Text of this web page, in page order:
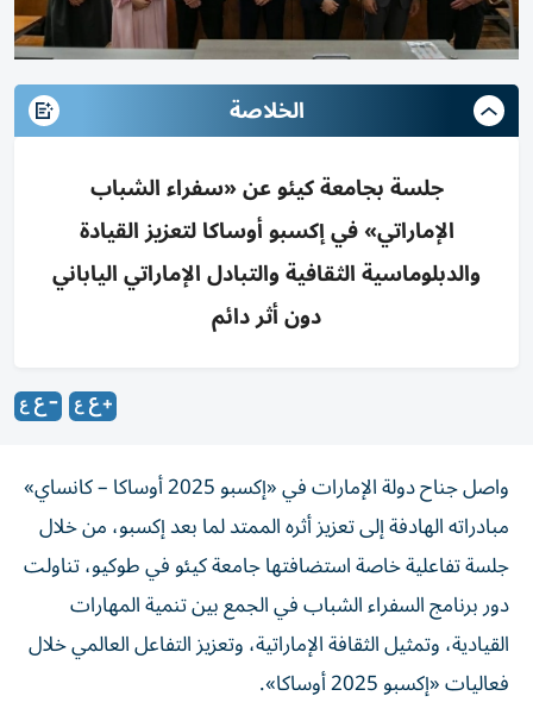
الخلاصة
جلسة بجامعة كيئو عن «سفراء الشباب
الإماراتي» في إكسبو أوساكا لتعزيز القيادة
والدبلوماسية الثقافية والتبادل الإماراتي الياباني
دون أثر دائم
واصل جناح دولة الإمارات في «إكسبو 2025 أوساكا – كانساي»
مبادراته الهادفة إلى تعزيز أثره الممتد لما بعد إكسبو، من خلال
جلسة تفاعلية خاصة استضافتها جامعة كيئو في طوكيو، تناولت
دور برنامج السفراء الشباب في الجمع بين تنمية المهارات
القيادية، وتمثيل الثقافة الإماراتية، وتعزيز التفاعل العالمي خلال
فعاليات «إكسبو 2025 أوساكا».